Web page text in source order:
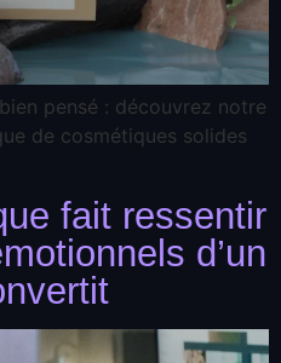
pensé : découvrez notre
de cosmétiques solides
fait ressentir
d’un